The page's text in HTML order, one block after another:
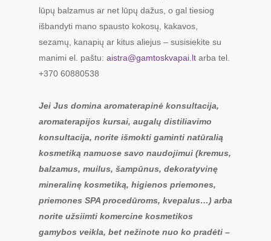
lūpų balzamus ar net lūpų dažus, o gal tiesiog
išbandyti mano spausto kokosų, kakavos,
sezamų, kanapių ar kitus aliejus – susisiekite su
manimi el. paštu: aistra@gamtoskvapai.lt arba tel.
+370 60880538
Jei Jus domina aromaterapinė konsultacija,
aromaterapijos kursai, augalų distiliavimo
konsultacija, norite išmokti gaminti natūralią
kosmetiką namuose savo naudojimui (kremus,
balzamus, muilus, šampūnus, dekoratyvinę
mineralinę kosmetiką, higienos priemones,
priemones SPA procedūroms, kvepalus…) arba
norite užsiimti komercine kosmetikos
gamybos veikla, bet nežinote nuo ko pradėti –